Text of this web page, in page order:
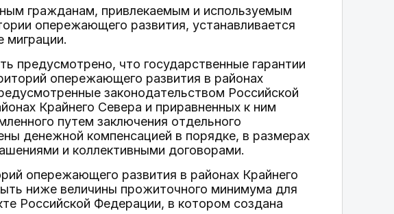
гражданам, привлекаемым и используемым
опережающего развития, устанавливается
миграции.
предусмотрено, что государственные гарантии
опережающего развития в районах
законодательством Российской
Крайнего Севера и приравненных к ним
путем заключения отдельного
денежной компенсацией в порядке, в размерах
и коллективными договорами.
опережающего развития в районах Крайнего
ниже величины прожиточного минимума для
Российской Федерации, в котором создана